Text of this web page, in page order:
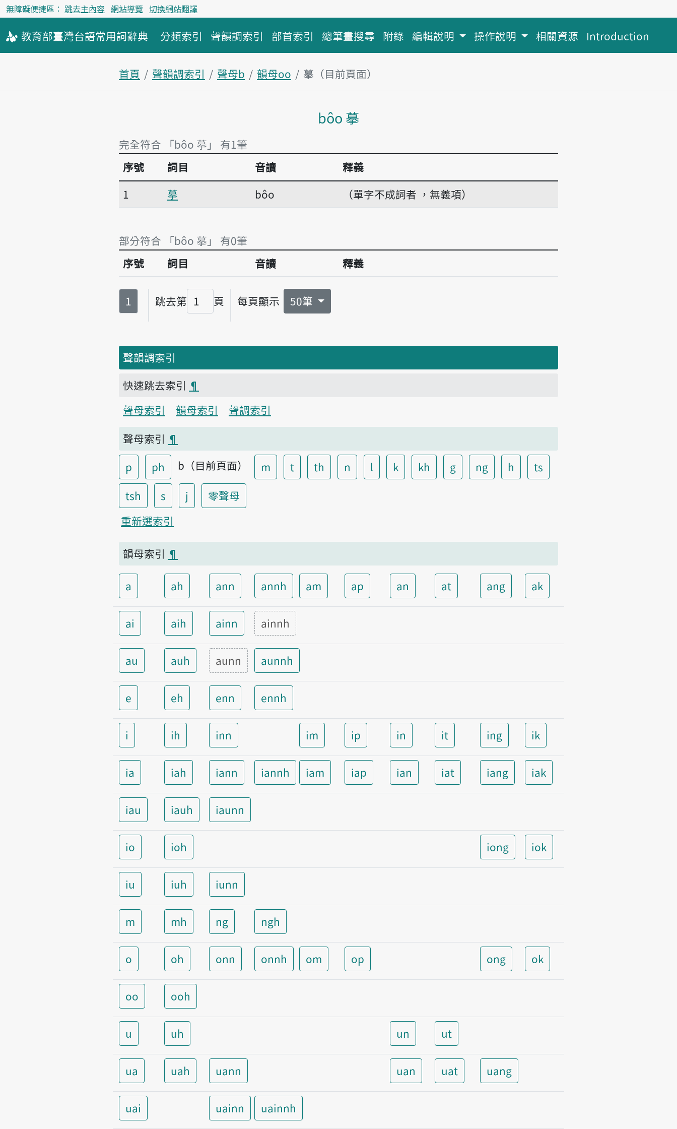
無障礙便捷區： 跳去主內容 網站導覽 切換網站翻譯
教育部臺灣台語常用詞辭典 分類索引 聲韻調索引 部首索引 總筆畫搜尋 附錄 編輯說明 操作說明 相關資源 Introduction
首頁 聲韻調索引 聲母b 韻母oo
摹（目前頁面）
bôo 摹
完全符合 「bôo 摹」 有1筆
完全符合 「bôo 摹」 有1筆
序號 詞目 音讀
釋義
1
摹 bôo （單字不成詞者 ，無義項）
部分符合 「bôo 摹」 有0筆
序號 詞目 音讀 釋義
第
1 跳去第
頁碼
頁 每頁顯示 50筆
聲韻調索引
快速跳去索引 ¶
聲母索引
韻母索引
聲調索引
聲母索引 ¶
p
ph b（目前頁面） m t th n l k kh g ng h
ts
tsh
s j
零聲母
重新選索引
韻母索引 ¶
a ah ann annh am ap an at ang ak
ai aih ainn ainnh
au auh aunn aunnh
e eh enn ennh
i ih inn im ip in it ing ik
ia iah iann iannh iam iap ian iat iang iak
iau iauh iaunn
io ioh iong iok
iu iuh iunn
m mh ng ngh
o oh onn onnh om op ong ok
oo ooh
u uh un ut
ua uah uann uan uat uang
uai uainn uainnh